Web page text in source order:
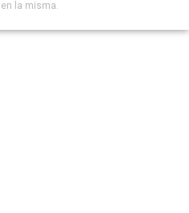
la misma.